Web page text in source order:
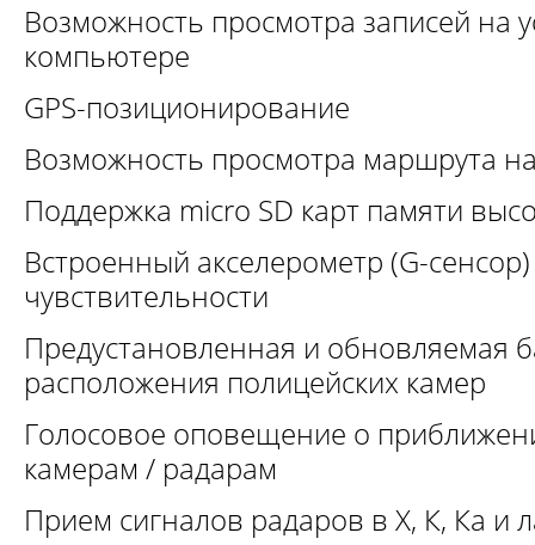
Возможность просмотра записей на
компьютере
GPS-позиционирование
Возможность просмотра маршрута
Поддержка micro SD карт памяти
Встроенный акселерометр (G-
чувствительности
Предустановленная и обновляемая
расположения полицейских камер
Голосовое оповещение о
камерам / радарам
Прием сигналов радаров в Х, К, Кa и